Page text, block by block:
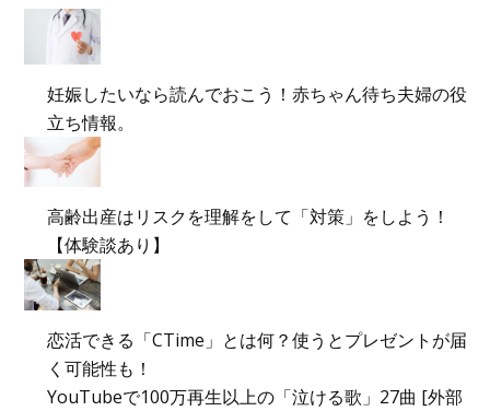
妊娠したいなら読んでおこう！赤ちゃん待ち夫婦の役
立ち情報。
高齢出産はリスクを理解をして「対策」をしよう！
【体験談あり】
恋活できる「CTime」とは何？使うとプレゼントが届
く可能性も！
YouTubeで100万再生以上の「泣ける歌」27曲 [外部